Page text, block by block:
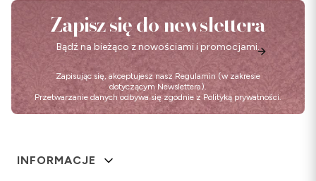
Zapisz się do newslettera
Bądź na bieżąco z nowościami i promocjami.
Zapisując się, akceptujesz nasz Regulamin (w zakresie
dotyczącym Newslettera).
Przetwarzanie danych odbywa się zgodnie z Polityką prywatności.
Linki w stopce
INFORMACJE